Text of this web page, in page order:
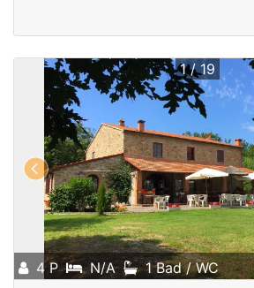
4 P N/A 1 Bad / WC
1 / 19